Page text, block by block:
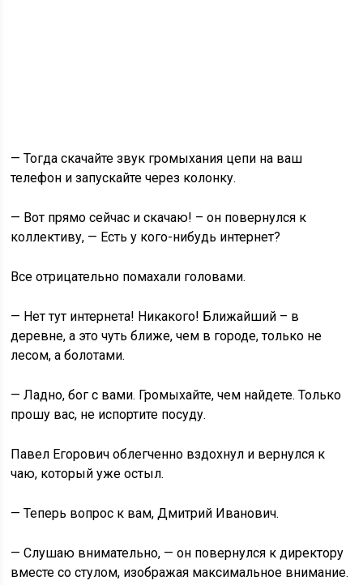
— Тогда скачайте звук громыхания цепи на ваш
телефон и запускайте через колонку.
— Вот прямо сейчас и скачаю! – он повернулся к
коллективу, — Есть у кого-нибудь интернет?
Все отрицательно помахали головами.
— Нет тут интернета! Никакого! Ближайший – в
деревне, а это чуть ближе, чем в городе, только не
лесом, а болотами.
— Ладно, бог с вами. Громыхайте, чем найдете. Только
прошу вас, не испортите посуду.
Павел Егорович облегченно вздохнул и вернулся к
чаю, который уже остыл.
— Теперь вопрос к вам, Дмитрий Иванович.
— Слушаю внимательно, — он повернулся к директору
вместе со стулом, изображая максимальное внимание.